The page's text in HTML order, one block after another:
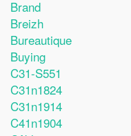
Brand
Breizh
Bureautique
Buying
C31-S551
C31n1824
C31n1914
C41n1904